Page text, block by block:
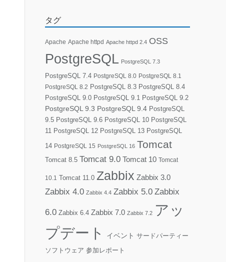
タグ
Apache Apache httpd Apache httpd 2.4 OSS
PostgreSQL PostgreSQL 7.3
PostgreSQL 7.4 PostgreSQL 8.0 PostgreSQL 8.1
PostgreSQL 8.2 PostgreSQL 8.3 PostgreSQL 8.4
PostgreSQL 9.0 PostgreSQL 9.1 PostgreSQL 9.2
PostgreSQL 9.3 PostgreSQL 9.4 PostgreSQL
9.5 PostgreSQL 9.6 PostgreSQL 10 PostgreSQL
11 PostgreSQL 12 PostgreSQL 13 PostgreSQL
14 PostgreSQL 15 PostgreSQL 16 Tomcat
Tomcat 8.5 Tomcat 9.0 Tomcat 10 Tomcat
10.1 Tomcat 11.0 Zabbix Zabbix 3.0
Zabbix 4.0 Zabbix 4.4 Zabbix 5.0 Zabbix
6.0 Zabbix 6.4 Zabbix 7.0 Zabbix 7.2 アッ
プデート
イベント サードパーティー
ソフトウェア 参加レポート